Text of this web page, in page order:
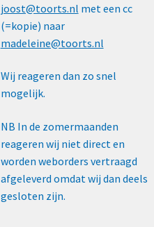
joost@toorts.nl met een cc
(=kopie) naar
madeleine@toorts.nl
Wij reageren dan zo snel
mogelijk.
NB In de zomermaanden
reageren wij niet direct en
worden weborders vertraagd
afgeleverd omdat wij dan deels
gesloten zijn.